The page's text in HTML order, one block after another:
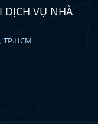
DỊCH VỤ NHÀ